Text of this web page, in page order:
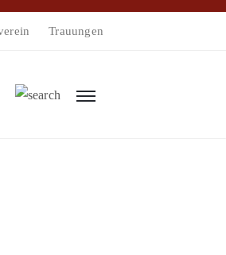
Trauungen